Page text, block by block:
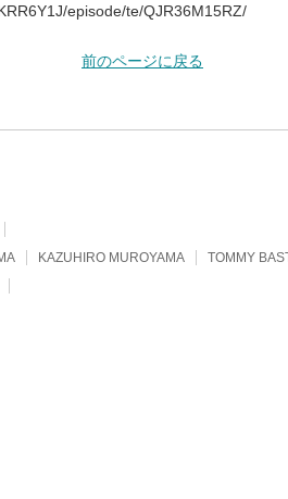
episode/te/QJR36M15RZ/
前のページに戻る
KAZUHIRO MUROYAMA
TOMMY